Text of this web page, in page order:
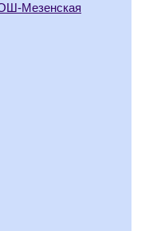
Мезенская